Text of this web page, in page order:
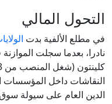
التحول المالي
في مطلع الألفية بدت
نادرا، بعدما سجلت
النقاشات داخل المؤسسات
الدين العام على سيولة